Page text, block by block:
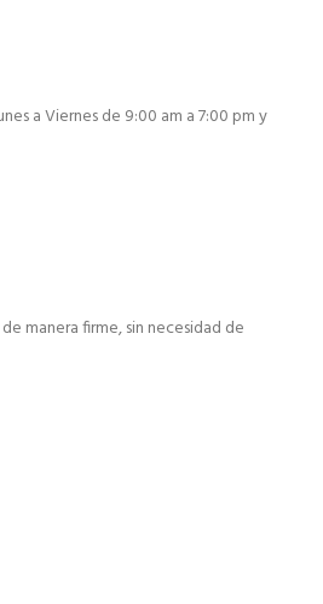
a Viernes de 9:00 am a 7:00 pm y
manera firme, sin necesidad de